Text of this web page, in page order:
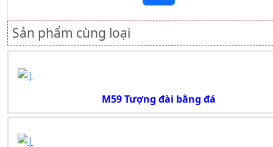
Sản phẩm cùng loại
M59 Tượng đài bằng đá